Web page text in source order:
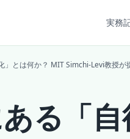
実務
」とは何か？ MIT Simchi-Levi教授
る「